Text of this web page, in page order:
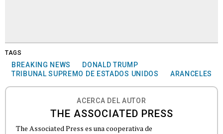
TAGS
BREAKING NEWS
DONALD TRUMP
TRIBUNAL SUPREMO DE ESTADOS UNIDOS
ARANCELES
ACERCA DEL AUTOR
THE ASSOCIATED PRESS
The Associated Press es una cooperativa de